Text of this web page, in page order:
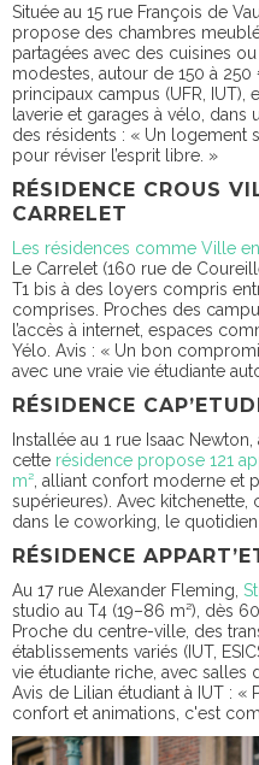
Située au 15 rue François de
propose des chambres
partagées avec des cuisines
modestes, autour de 150 à
principaux campus (UFR, IUT),
laverie et garages à vélo, dans
des résidents : « Un logement
pour réviser l’esprit libre. »
RÉSIDENCE CROUS
CARRELET
Les résidences comme Ville
Le Carrelet (160 rue de
T1 bis à des loyers compris
comprises. Proches des
l’accès à internet, espaces
Yélo. Avis : « Un bon
avec une vraie vie étudiante
RÉSIDENCE
Installée au 1 rue Isaac
cette résidence propose 121
m² , alliant confort moderne et
supérieures). Avec kitchenette,
dans le coworking, le
RÉSIDENCE
Au 17 rue Alexander Fleming,
studio au T4 (19–86 m²), dès
Proche du centre-ville, des
établissements variés (IUT,
vie étudiante riche, avec salles
Avis de Lilian étudiant à IUT : «
confort et animations, c'est